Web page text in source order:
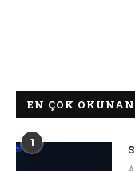
EN ÇOK
1